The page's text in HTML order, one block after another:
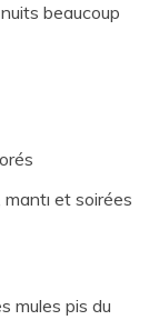
beaucoup
et soirées
mules pis du